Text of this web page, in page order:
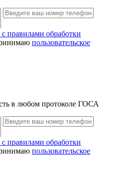
с правилами обработки
пользовательское
в любом протоколе ГОСА
с правилами обработки
пользовательское